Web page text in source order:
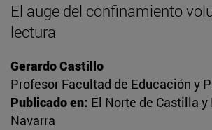
El auge del confinamiento
lectura
Gerardo Castillo
Profesor Facultad de Educación y
Publicado en: El Norte de Castilla y
Navarra